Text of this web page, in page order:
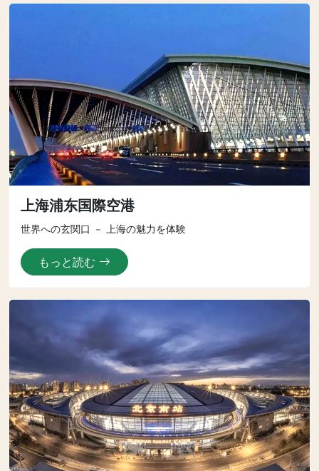
上海浦东国際空港
世界への玄関口 － 上海の魅力を体験
もっと読む